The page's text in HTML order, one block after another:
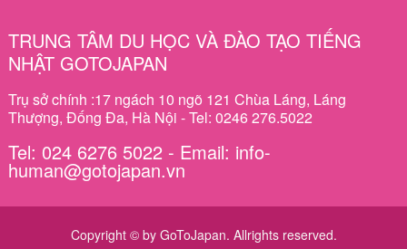
TRUNG TÂM DU HỌC VÀ ĐÀO TẠO TIẾNG
NHẬT GOTOJAPAN
Trụ sở chính :17 ngách 10 ngõ 121 Chùa Láng, Láng
Thượng, Đống Đa, Hà Nội - Tel: 0246 276.5022
Tel: 024 6276 5022 - Email: info-
human@gotojapan.vn
Copyright © by GoToJapan. Allrights reserved.